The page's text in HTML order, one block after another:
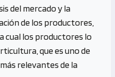
del mercado y la
de los productores,
cual los productores lo
que es uno de
relevantes de la